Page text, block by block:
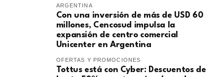
ARGENTINA
Con una inversión de más de USD 60
millones, Cencosud impulsa la
expansión de centro comercial
Unicenter en Argentina
OFERTAS Y PROMOCIONES
Tottus está con Cyber: Descuentos de